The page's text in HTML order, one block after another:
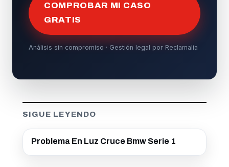
COMPROBAR MI CASO
GRATIS
Análisis sin compromiso · Gestión legal por Reclamalia
SIGUE LEYENDO
Problema En Luz Cruce Bmw Serie 1